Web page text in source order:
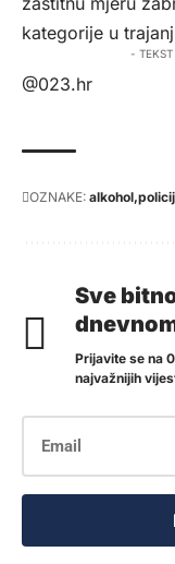
kategorije u
-
@023.hr
OZNAKE: alkohol
Sve
Prijavite se na
najvažnijih